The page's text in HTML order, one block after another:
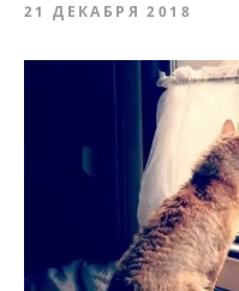
21 ДЕКАБРЯ 2018